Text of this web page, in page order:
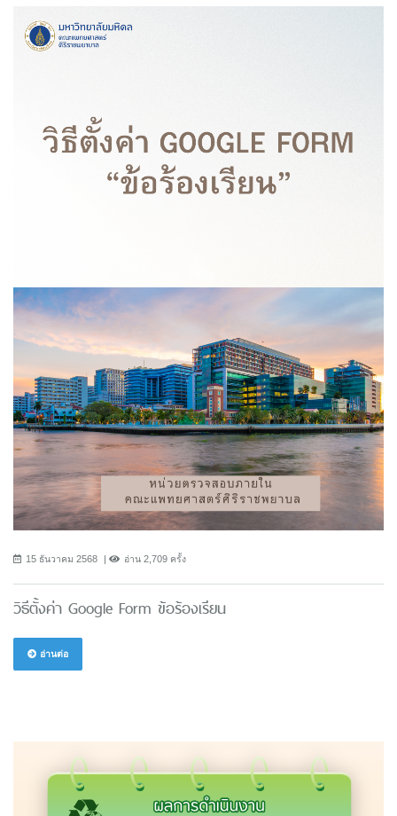
15 ธันวาคม 2568 อ่าน 2,709 ครั้ง
วิธีตั้งค่า Google Form ข้อร้องเรียน
อ่านต่อ